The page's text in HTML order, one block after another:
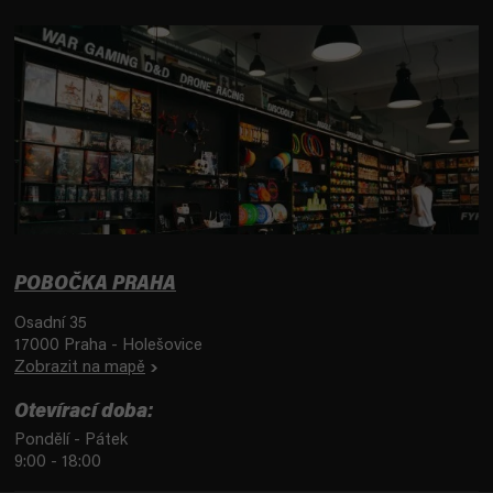
POBOČKA PRAHA
Osadní 35
17000 Praha - Holešovice
Zobrazit na mapě
Otevírací doba:
Pondělí - Pátek
9:00 - 18:00